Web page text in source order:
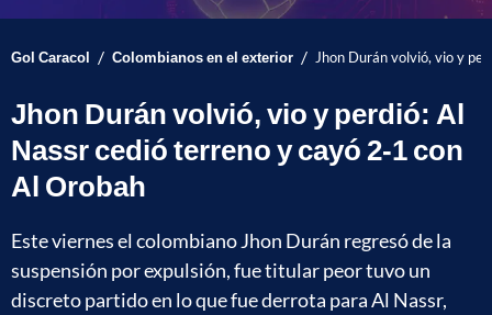
Gol Caracol / Colombianos en el exterior / Jhon Durán volvió, vio y
Jhon Durán volvió, vio y perdió: Al
Nassr cedió terreno y cayó 2-1 con
Al Orobah
Este viernes el colombiano Jhon Durán regresó de la
suspensión por expulsión, fue titular peor tuvo un
discreto partido en lo que fue derrota para Al Nassr,